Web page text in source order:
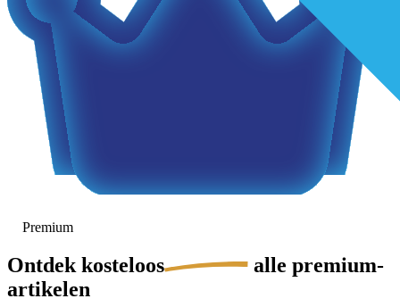
Premium
Ontdek kosteloos
alle premium-
artikelen